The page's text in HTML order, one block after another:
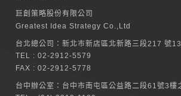
巨創策略股份有限公司
Greatest Idea Strategy Co.,Ltd
台北總公司：新北巿新店區北新路三段217 號
TEL :02-2912-5579
FAX : 02-2912-5778
台中辦公室： 台中市南屯區公益路二段61號3樓